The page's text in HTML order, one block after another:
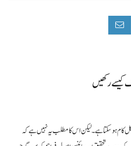
کیسے رکھیں
کام ہو سکتا ہے۔ لیکن اس کا مطلب یہ نہیں ہے کہ